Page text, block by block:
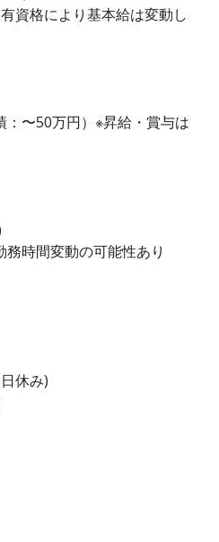
資格により基本給は変動し
〜50万円）※昇給・賞与は
務時間変動の可能性あり
休み)